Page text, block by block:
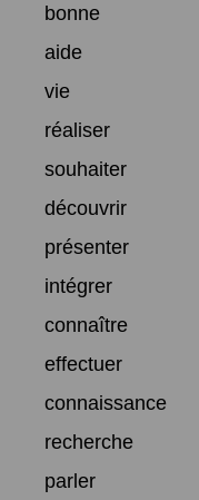
bonne
aide
vie
réaliser
souhaiter
découvrir
présenter
intégrer
connaître
effectuer
connaissance
recherche
parler